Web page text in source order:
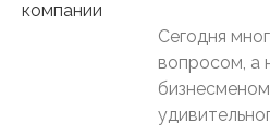
Сегодня
вопросом, а